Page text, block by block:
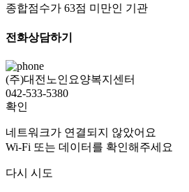
종합점수가 63점 미만인 기관
전화상담하기
(주)대전노인요양복지센터
042-533-5380
확인
네트워크가 연결되지 않았어요
Wi-Fi 또는 데이터를 확인해주세요
다시 시도